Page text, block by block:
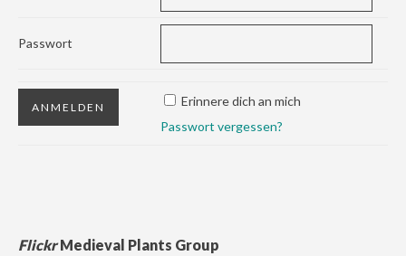
Passwort
Erinnere dich an mich
Passwort vergessen?
FlickrMedieval Plants Group